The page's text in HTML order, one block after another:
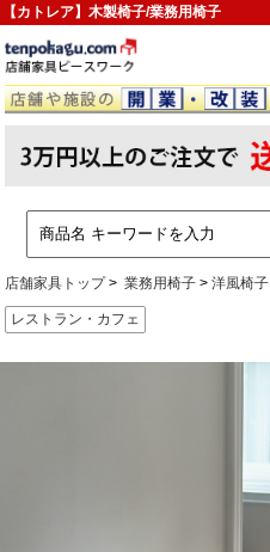
【カトレア】木製椅子/業務用椅子
店舗家具トップ 業務用椅子 洋風椅子
レストラン・カフェ